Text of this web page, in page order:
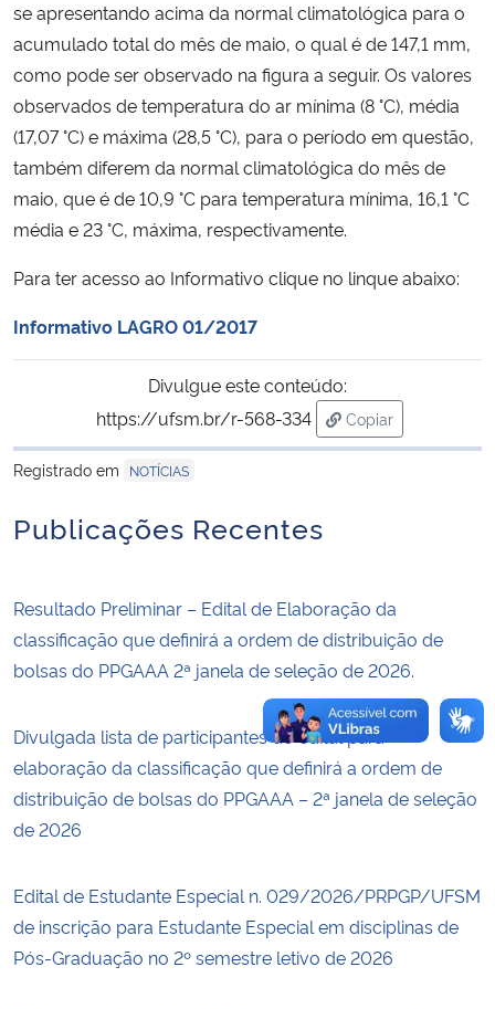
Ministério da Mulher, da Família e dos Direitos Humanos
Secretaria-Geral
Secretaria de Governo
Gabinete de Segurança Institucional
se apresentando acima da normal climatológica para o
acumulado total do mês de maio, o qual é de 147,1 mm,
como pode ser observado na figura a seguir. Os valores
observados de temperatura do ar mínima (8 °C), média
(17,07 °C) e máxima (28,5 °C), para o período em questão,
também diferem da normal climatológica do mês de
maio, que é de 10,9 °C para temperatura mínima, 16,1 °C
média e 23 °C, máxima, respectivamente.
Para ter acesso ao Informativo clique no linque abaixo:
Informativo LAGRO 01/2017
Divulgue este conteúdo:
https://ufsm.br/r-568-334
Copiar
para área de
Registrado em
NOTÍCIAS
Publicações Recentes
Resultado Preliminar – Edital de Elaboração da
classificação que definirá a ordem de distribuição de
bolsas do PPGAAA 2ª janela de seleção de 2026.
Divulgada lista de participantes do edital para
elaboração da classificação que definirá a ordem de
distribuição de bolsas do PPGAAA – 2ª janela de seleção
de 2026
Edital de Estudante Especial n. 029/2026/PRPGP/UFSM
de inscrição para Estudante Especial em disciplinas de
Pós-Graduação no 2º semestre letivo de 2026